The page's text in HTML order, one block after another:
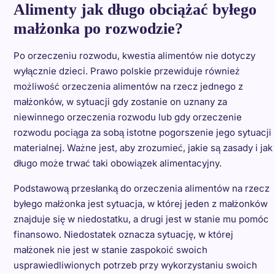
Alimenty jak długo obciążać byłego
małżonka po rozwodzie?
Po orzeczeniu rozwodu, kwestia alimentów nie dotyczy
wyłącznie dzieci. Prawo polskie przewiduje również
możliwość orzeczenia alimentów na rzecz jednego z
małżonków, w sytuacji gdy zostanie on uznany za
niewinnego orzeczenia rozwodu lub gdy orzeczenie
rozwodu pociąga za sobą istotne pogorszenie jego sytuacji
materialnej. Ważne jest, aby zrozumieć, jakie są zasady i jak
długo może trwać taki obowiązek alimentacyjny.
Podstawową przesłanką do orzeczenia alimentów na rzecz
byłego małżonka jest sytuacja, w której jeden z małżonków
znajduje się w niedostatku, a drugi jest w stanie mu pomóc
finansowo. Niedostatek oznacza sytuację, w której
małżonek nie jest w stanie zaspokoić swoich
usprawiedliwionych potrzeb przy wykorzystaniu swoich